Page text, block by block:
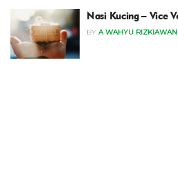
Nasi Kucing – Vice
BY A WAHYU RIZKIAWAN